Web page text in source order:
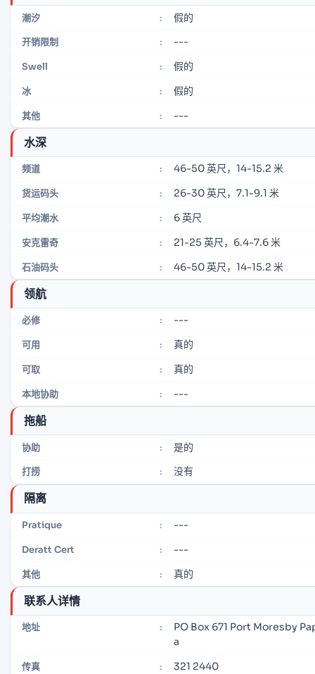
潮汐 : 假的
开销限制 : ---
Swell : 假的
冰 : 假的
其他 : ---
水深
频道 : 46-50 英尺，14-15.2 米
货运码头 : 26-30 英尺，7.1-9.1 米
平均潮水 : 6 英尺
安克雷奇 : 21-25 英尺，6.4-7.6 米
石油码头 : 46-50 英尺，14-15.2 米
领航
必修 : ---
可用 : 真的
可取 : 真的
本地协助 : ---
拖船
协助 : 是的
打捞 : 没有
隔离
Pratique : ---
Deratt Cert : ---
其他 : 真的
联系人详情
地址 :
PO Box 671 Port Moresby
a
传真 : 321 2440